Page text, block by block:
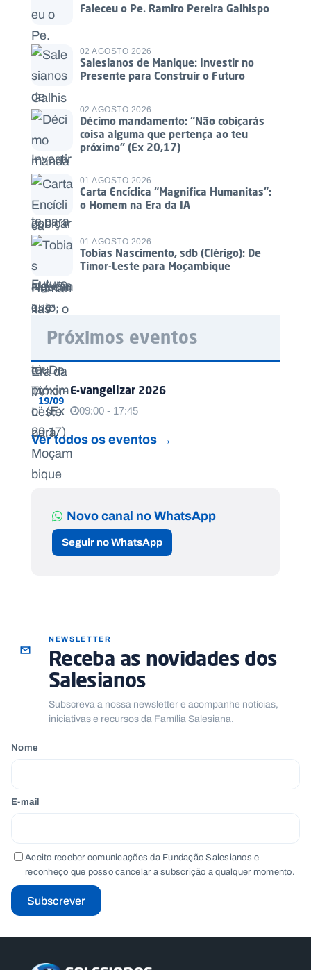
Faleceu o Pe. Ramiro Pereira Galhispo
02 AGOSTO 2026
Salesianos de Manique: Investir no
Presente para Construir o Futuro
02 AGOSTO 2026
Décimo mandamento: “Não cobiçarás
coisa alguma que pertença ao teu
próximo” (Ex 20,17)
01 AGOSTO 2026
Carta Encíclica “Magnifica Humanitas”:
o Homem na Era da IA
01 AGOSTO 2026
Tobias Nascimento, sdb (Clérigo): De
Timor-Leste para Moçambique
Próximos eventos
19/09
E-vangelizar 2026
09:00 - 17:45
Ver todos os eventos →
Novo canal no WhatsApp
Seguir no WhatsApp
NEWSLETTER
Receba as novidades dos
Salesianos
Subscreva a nossa newsletter e acompanhe notícias,
iniciativas e recursos da Família Salesiana.
Nome
E-mail
Aceito receber comunicações da Fundação Salesianos e
reconheço que posso cancelar a subscrição a qualquer momento.
Subscrever